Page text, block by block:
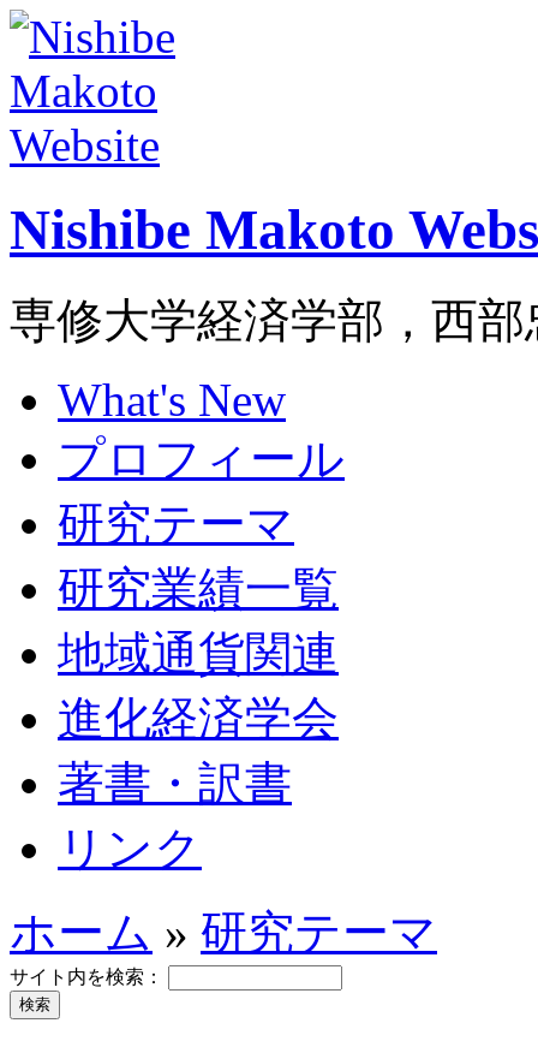
Nishibe Makoto
専修大学経済学部，西
What's New
プロフィール
研究テーマ
研究業績一覧
地域通貨関連
進化経済学会
著書・訳書
リンク
ホーム » 研究テーマ
サイト内を検索：